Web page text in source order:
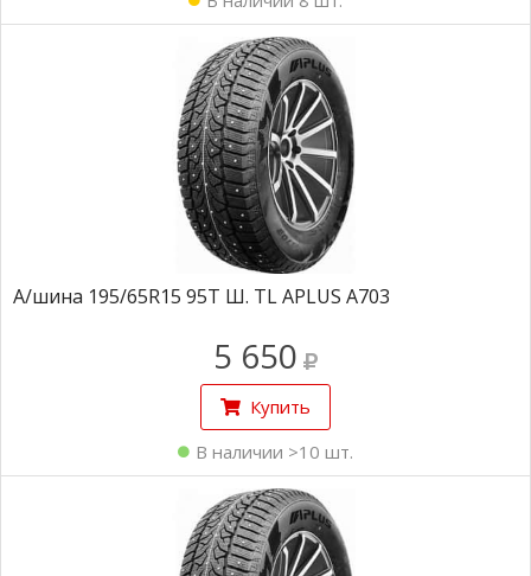
А/шина 195/65R15 95Т Ш. TL APLUS A703
5 650
Купить
В наличии >10 шт.